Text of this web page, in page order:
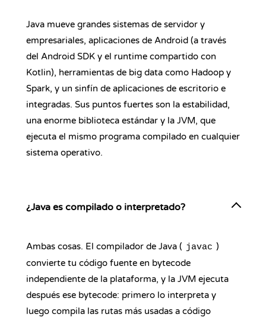
Java mueve grandes sistemas de servidor y
empresariales, aplicaciones de Android (a través
del Android SDK y el runtime compartido con
Kotlin), herramientas de big data como Hadoop y
Spark, y un sinfín de aplicaciones de escritorio e
integradas. Sus puntos fuertes son la estabilidad,
una enorme biblioteca estándar y la JVM, que
ejecuta el mismo programa compilado en cualquier
sistema operativo.
¿Java es compilado o interpretado?
Ambas cosas. El compilador de Java ( javac )
convierte tu código fuente en bytecode
independiente de la plataforma, y la JVM ejecuta
después ese bytecode: primero lo interpreta y
luego compila las rutas más usadas a código